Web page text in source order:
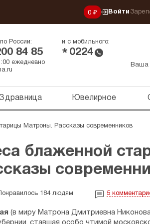
0 ₽ Войти
России:
84 85
и с мобильного:
* 0224
ежедневно
Ваша
Ювелирное
Матроны. Рассказы современников
блаженной
Понравилось 184 людям 5
(в миру Матрона Дмитриевна
ставшая особо чтимой